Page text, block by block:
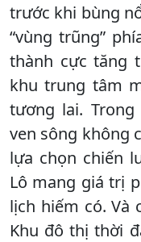
trước khi bùng
“vùng trũng”
thành cực tăng
khu trung tâm
tương lai.
ven sông không
lựa chọn chiến
Lô mang giá trị
lịch hiếm có. Và
Khu đô thị thời